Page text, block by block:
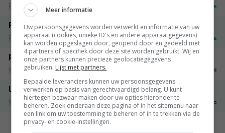
PotatoNL
Fritesgeschikt NL Du Be
PotatoNL
€ 15,00~ € 23,00
Peen
Noteringen
Uien Middenmeer Geel 30-60% grof
Noteringen
€ 0,00~ € 0,00
MEER MARKTPRIJZEN
Meer informatie
Uw persoonsgegevens worden verwerkt en informatie van uw
apparaat (cookies, unieke ID's en andere apparaatgegevens)
kan worden opgeslagen door, geopend door en gedeeld met
4 partners of specifiek door deze site worden gebruikt. Wij en
onze partners kunnen precieze geolocatiegegevens
gebruiken. Lijst met partners.
Bepaalde leveranciers kunnen uw persoonsgegevens
verwerken op basis van gerechtvaardigd belang. U kunt
hiertegen bezwaar maken door uw opties hieronder te
beheren. Zoek onderaan deze pagina of in het sitemenu naar
een link om uw toestemming te beheren of in te trekken via de
privacy- en cookie-instellingen.